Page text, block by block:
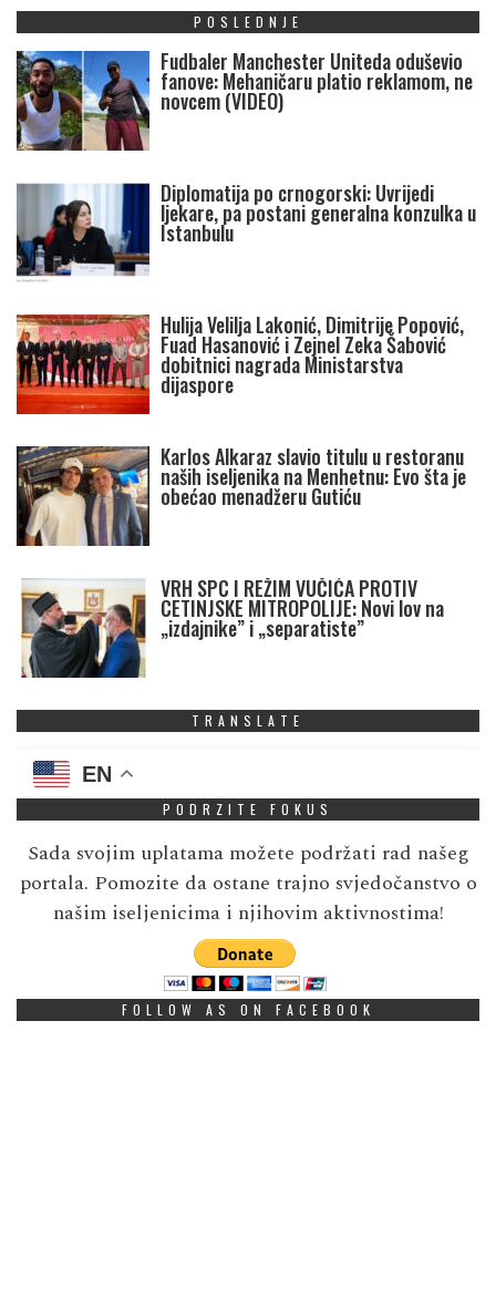
POSLEDNJE
Fudbaler Manchester Uniteda oduševio
fanove: Mehaničaru platio reklamom, ne
novcem (VIDEO)
Diplomatija po crnogorski: Uvrijedi
ljekare, pa postani generalna konzulka u
Istanbulu
Hulija Velilja Lakonić, Dimitrije Popović,
Fuad Hasanović i Zejnel Zeka Šabović
dobitnici nagrada Ministarstva
dijaspore
Karlos Alkaraz slavio titulu u restoranu
naših iseljenika na Menhetnu: Evo šta je
obećao menadžeru Gutiću
VRH SPC I REŽIM VUČIĆA PROTIV
CETINJSKE MITROPOLIJE: Novi lov na
„izdajnike” i „separatiste”
TRANSLATE
EN
PODRZITE FOKUS
Sada svojim uplatama možete podržati rad našeg
portala. Pomozite da ostane trajno svjedočanstvo o
našim iseljenicima i njihovim aktivnostima!
FOLLOW AS ON FACEBOOK